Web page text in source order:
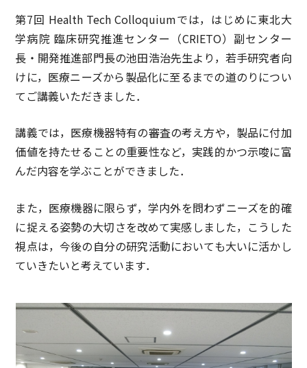
第7回 Health Tech Colloquiumでは，はじめに東北大
学病院 臨床研究推進センター（CRIETO）副センター
長・開発推進部門長の池田浩治先生より，若手研究者向
けに，医療ニーズから製品化に至るまでの道のりについ
てご講義いただきました．
講義では，医療機器特有の審査の考え方や，製品に付加
価値を持たせることの重要性など，実践的かつ示唆に富
んだ内容を学ぶことができました．
また，医療機器に限らず，学内外を問わずニーズを的確
に捉える姿勢の大切さを改めて実感しました，こうした
視点は，今後の自分の研究活動においても大いに活かし
ていきたいと考えています．